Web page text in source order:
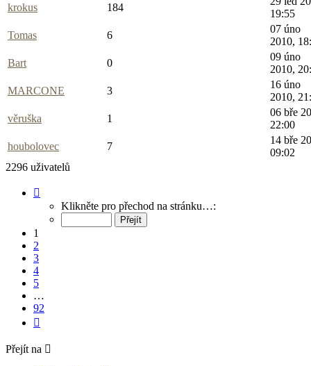
krokus
184
19:55
Tomas
6
07 úno
2010,
Bart
0
09 úno
2010,
MARCONE
3
16 úno
2010,
věruška
1
06 bře
22:00
houbolovec
7
14 bře
09:02
2296 uživatelů
Klikněte pro přechod na stránku…:
1
2
3
4
5
…
92
Přejít na